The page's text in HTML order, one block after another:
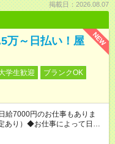
掲載日：2026.08.07
NEW
万～日払い！屋
学生歓迎
ブランクOK
給7000円のお仕事もありま
り）◆お仕事によって日給も